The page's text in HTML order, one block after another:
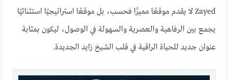
Zayed لا يقدم موقعًا مميزًا فحسب، بل موقعًا استراتيجيًا استثنائيًا
يجمع بين الرفاهية والعصرية والسهولة في الوصول، ليكون بمثابة
عنوان جديد للحياة الراقية في قلب الشيخ زايد الجديدة.